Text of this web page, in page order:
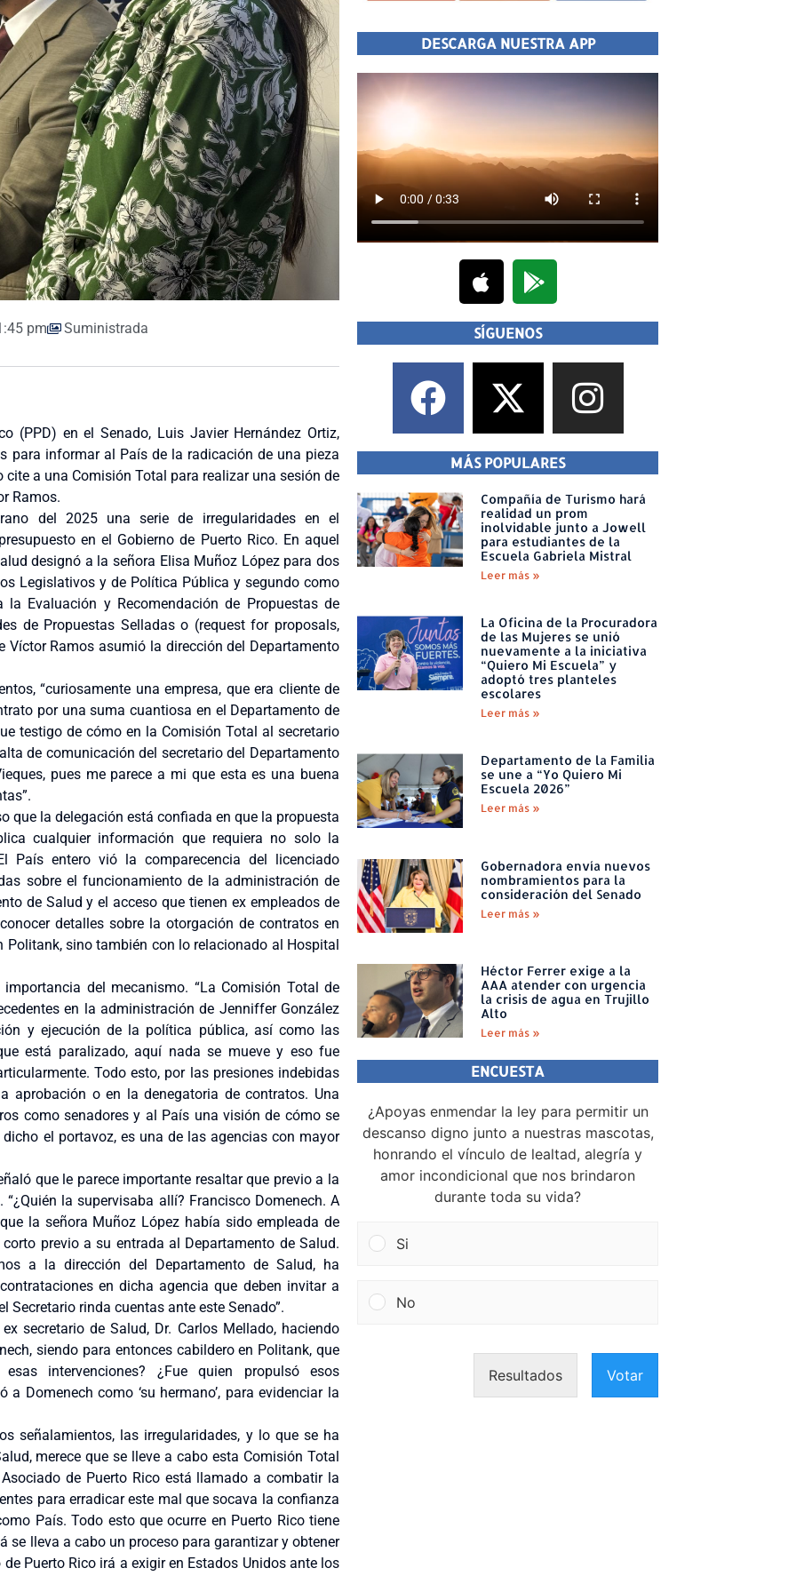
pm Suministrada
(PPD) en el Senado, Luis Javier Hernández Ortiz,
para informar al País de la radicación de una pieza
a una Comisión Total para realizar una sesión de
Ramos.
del 2025 una serie de irregularidades en el
en el Gobierno de Puerto Rico. En aquel
designó a la señora Elisa Muñoz López para dos
Legislativos y de Política Pública y segundo como
Evaluación y Recomendación de Propuestas de
de Propuestas Selladas o (request for proposals,
Ramos asumió la dirección del Departamento
“curiosamente una empresa, que era cliente de
por una suma cuantiosa en el Departamento de
testigo de cómo en la Comisión Total al secretario
de comunicación del secretario del Departamento
pues me parece a mi que esta es una buena
que la delegación está confiada en que la propuesta
cualquier información que requiera no solo la
País entero vió la comparecencia del licenciado
sobre el funcionamiento de la administración de
de Salud y el acceso que tienen ex empleados de
detalles sobre la otorgación de contratos en
sino también con lo relacionado al Hospital
del mecanismo. “La Comisión Total de
en la administración de Jenniffer González
y ejecución de la política pública, así como las
está paralizado, aquí nada se mueve y eso fue
Todo esto, por las presiones indebidas
aprobación o en la denegatoria de contratos. Una
como senadores y al País una visión de cómo se
el portavoz, es una de las agencias con mayor
que le parece importante resaltar que previo a la
la supervisaba allí? Francisco Domenech. A
la señora Muñoz López había sido empleada de
previo a su entrada al Departamento de Salud.
a la dirección del Departamento de Salud, ha
en dicha agencia que deben invitar a
Secretario rinda cuentas ante este Senado”.
secretario de Salud, Dr. Carlos Mellado, haciendo
siendo para entonces cabildero en Politank, que
intervenciones? ¿Fue quien propulsó esos
Domenech como ‘su hermano’, para evidenciar la
señalamientos, las irregularidades, y lo que se ha
merece que se lleve a cabo esta Comisión Total
de Puerto Rico está llamado a combatir la
para erradicar este mal que socava la confianza
País. Todo esto que ocurre en Puerto Rico tiene
se lleva a cabo un proceso para garantizar y obtener
Puerto Rico irá a exigir en Estados Unidos ante los
DESCARGA NUESTRA APP
SÍGUENOS
MÁS POPULARES
Compañía de Turismo hará
realidad un prom
inolvidable junto a Jowell
para estudiantes de la
Escuela Gabriela Mistral
Leer más »
La Oficina de la Procuradora
de las Mujeres se unió
nuevamente a la iniciativa
“Quiero Mi Escuela” y
adoptó tres planteles
escolares
Leer más »
Departamento de la Familia
se une a “Yo Quiero Mi
Escuela 2026”
Leer más »
Gobernadora envía nuevos
nombramientos para la
consideración del Senado
Leer más »
Héctor Ferrer exige a la
AAA atender con urgencia
la crisis de agua en Trujillo
Alto
Leer más »
ENCUESTA
¿Apoyas enmendar la ley para permitir un
descanso digno junto a nuestras mascotas,
honrando el vínculo de lealtad, alegría y
amor incondicional que nos brindaron
durante toda su vida?
Si
No
Resultados Votar